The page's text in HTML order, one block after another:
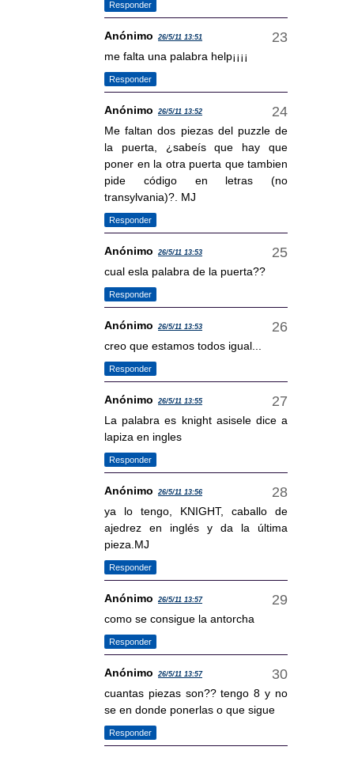
Responder
Anónimo 26/5/11 13:51
me falta una palabra help¡¡¡¡
Responder
Anónimo 26/5/11 13:52
Me faltan dos piezas del puzzle de
la puerta, ¿sabeís que hay que
poner en la otra puerta que tambien
pide código en letras (no
transylvania)?. MJ
Responder
Anónimo 26/5/11 13:53
cual esla palabra de la puerta??
Responder
Anónimo 26/5/11 13:53
creo que estamos todos igual...
Responder
Anónimo 26/5/11 13:55
La palabra es knight asisele dice a
lapiza en ingles
Responder
Anónimo 26/5/11 13:56
ya lo tengo, KNIGHT, caballo de
ajedrez en inglés y da la última
pieza.MJ
Responder
Anónimo 26/5/11 13:57
como se consigue la antorcha
Responder
Anónimo 26/5/11 13:57
cuantas piezas son?? tengo 8 y no
se en donde ponerlas o que sigue
Responder